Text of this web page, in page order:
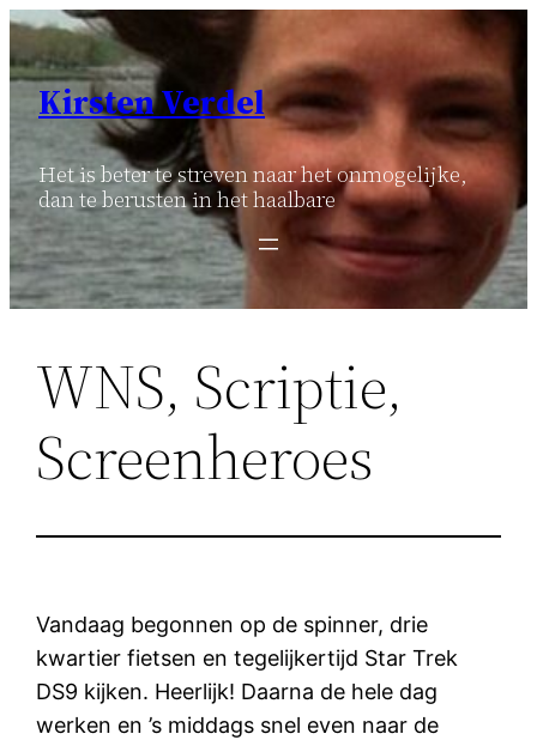
Ga
naar
inhoud
Kirsten Verdel
Het is beter te streven naar het onmogelijke,
dan te berusten in het haalbare
WNS, Scriptie,
Screenheroes
Vandaag begonnen op de spinner, drie
kwartier fietsen en tegelijkertijd Star Trek
DS9 kijken. Heerlijk! Daarna de hele dag
werken en ’s middags snel even naar de